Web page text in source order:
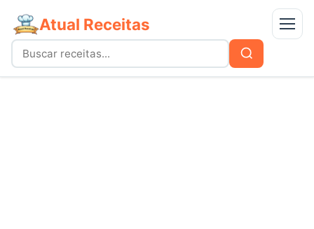
Atual Receitas Menu
Buscar
por:
Buscar